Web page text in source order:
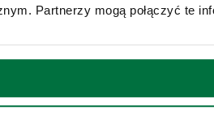
Partnerzy mogą połączyć te